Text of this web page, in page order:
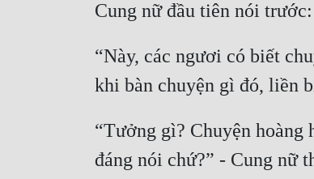
Cung nữ đầu tiên nói trước:
“Này, các ngươi có biết
khi bàn chuyện gì đó, liền
“Tưởng gì? Chuyện hoàng
đáng nói chứ?” - Cung nữ